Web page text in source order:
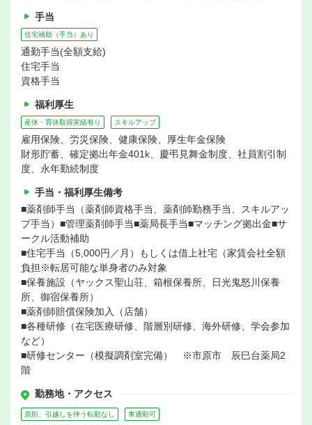
手当
住宅補助（手当）あり
通勤手当(全額支給)
住宅手当
資格手当
福利厚生
産休・育休取得実績有り スキルアップ
雇用保険、労災保険、健康保険、厚生年金保険
財形貯蓄、確定拠出年金401k、慶弔見舞金制度、社員割引制
度、永年勤続制度
手当・福利厚生備考
■薬剤師手当（薬剤師資格手当、薬剤師勤務手当、スキルアッ
プ手当）■管理薬剤師手当■薬局長手当■マッチング拠出金■サ
ークル活動補助
■住宅手当（5,000円／月）もしくは借上社宅（家賃会社全額
負担※転居可能な単身者のみ対象
■保養施設（ヤックス聖山荘、箱根保養所、日光鬼怒川保養
所、御宿保養所）
■薬剤師賠償保険加入（店舗）
■各種研修（在宅医療研修、階層別研修、海外研修、学会参加
など）
■研修センター（模擬調剤室完備） ※市原市 辰巳台薬局2
階
勤務地・アクセス
原則、引越しを伴う転勤なし 車通勤可